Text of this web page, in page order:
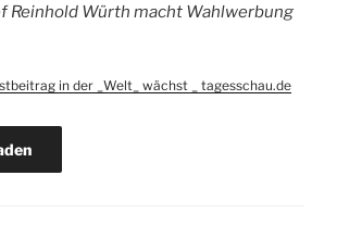
Reinhold Würth macht Wahlwerbung
in der _Welt_ wächst _ tagesschau.de